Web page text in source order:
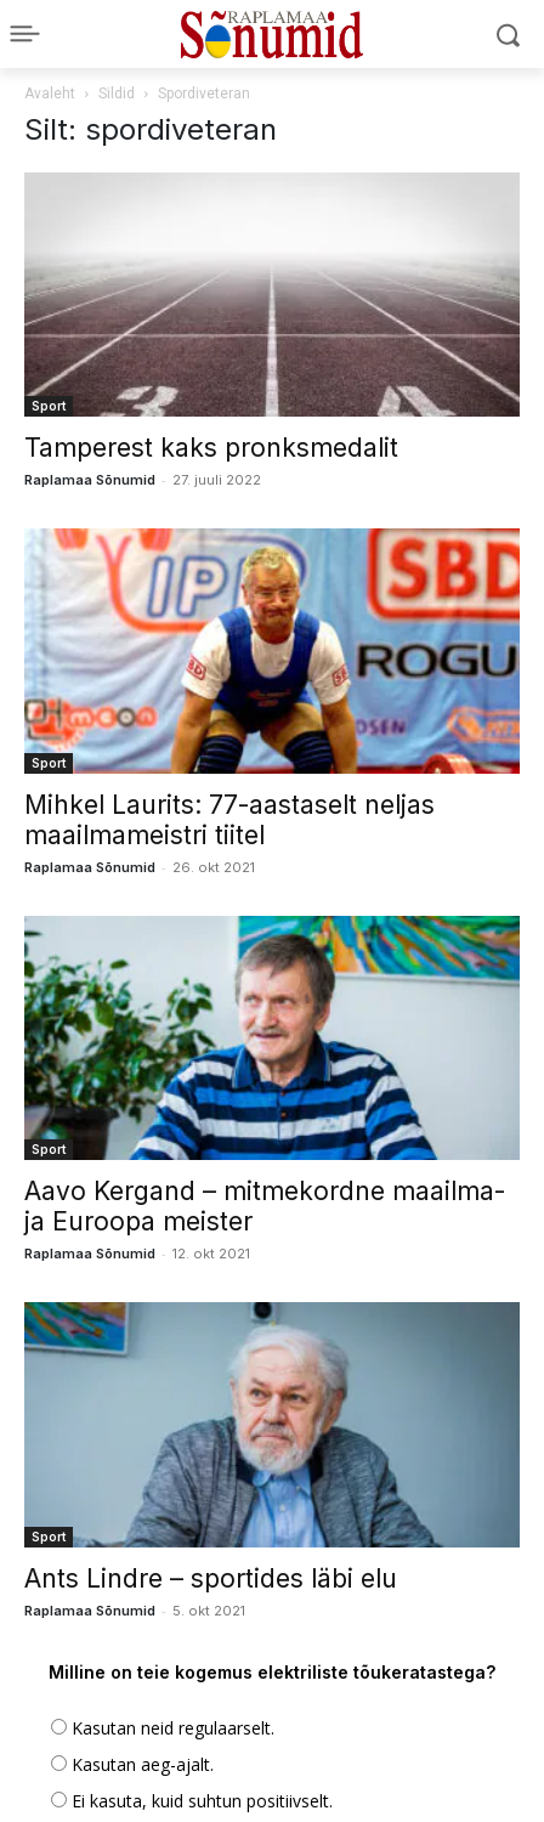
Avaleht Sildid Spordiveteran
Silt: spordiveteran
Sport
Tamperest kaks pronksmedalit
Raplamaa Sõnumid - 27. juuli 2022
Sport
Mihkel Laurits: 77-aastaselt neljas
maailmameistri tiitel
Raplamaa Sõnumid - 26. okt 2021
Sport
Aavo Kergand – mitmekordne maailma-
ja Euroopa meister
Raplamaa Sõnumid - 12. okt 2021
Sport
Ants Lindre – sportides läbi elu
Raplamaa Sõnumid - 5. okt 2021
Milline on teie kogemus elektriliste tõukeratastega?
Kasutan neid regulaarselt.
Kasutan aeg-ajalt.
Ei kasuta, kuid suhtun positiivselt.